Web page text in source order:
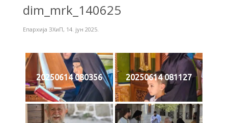
dim_mrk_140625
Епархија ЗХиП, 14. јун 2025.
20250614 080356 20250614 081127